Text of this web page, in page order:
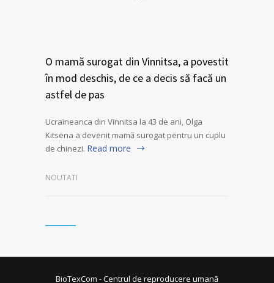
O mamă surogat din Vinnitsa, a povestit
în mod deschis, de ce a decis să facă un
astfel de pas
Ucraineanca din Vinnitsa la 43 de ani, Olga
Kitsena a devenit mamă surogat pentru un cuplu
de chinezi. Read more
NOUTATI
BioTexCom - Centrul de reproducere umană